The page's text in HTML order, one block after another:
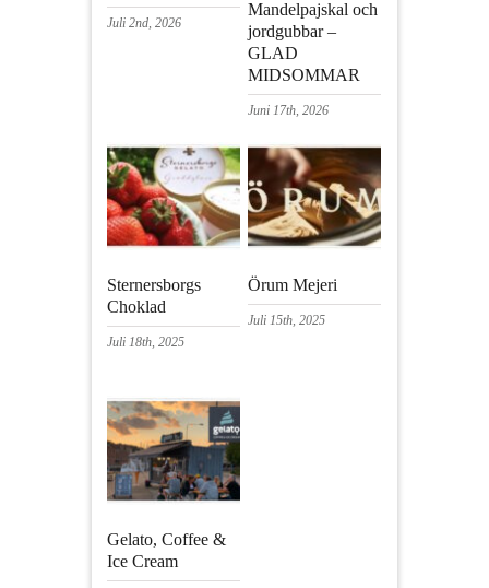
Juli 2nd, 2026
Mandelpajskal och
jordgubbar –
GLAD
MIDSOMMAR
Juni 17th, 2026
Sternersborgs
Choklad
Juli 18th, 2025
Örum Mejeri
Juli 15th, 2025
Gelato, Coffee &
Ice Cream